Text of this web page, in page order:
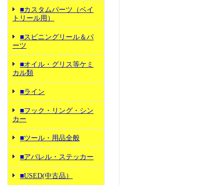
■カスタムパーツ（ベイ
トリール用）
■スピニングリール＆パ
ーツ
■オイル・グリス等ケミ
カル類
■ライン
■フック・リング・シン
カー
■ツール・用品全般
■アパレル・ステッカー
■USED(中古品）